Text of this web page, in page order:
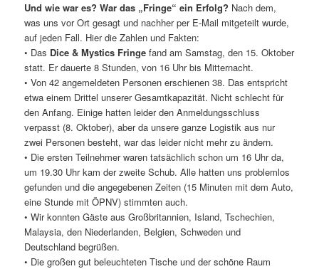
Und wie war es? War das „Fringe“ ein Erfolg? Nach dem,
was uns vor Ort gesagt und nachher per E-Mail mitgeteilt wurde,
auf jeden Fall. Hier die Zahlen und Fakten:
• Das Dice & Mystics Fringe fand am Samstag, den 15. Oktober
statt. Er dauerte 8 Stunden, von 16 Uhr bis Mitternacht.
• Von 42 angemeldeten Personen erschienen 38. Das entspricht
etwa einem Drittel unserer Gesamtkapazität. Nicht schlecht für
den Anfang. Einige hatten leider den Anmeldungsschluss
verpasst (8. Oktober), aber da unsere ganze Logistik aus nur
zwei Personen besteht, war das leider nicht mehr zu ändern.
• Die ersten Teilnehmer waren tatsächlich schon um 16 Uhr da,
um 19.30 Uhr kam der zweite Schub. Alle hatten uns problemlos
gefunden und die angegebenen Zeiten (15 Minuten mit dem Auto,
eine Stunde mit ÖPNV) stimmten auch.
• Wir konnten Gäste aus Großbritannien, Island, Tschechien,
Malaysia, den Niederlanden, Belgien, Schweden und
Deutschland begrüßen.
• Die großen gut beleuchteten Tische und der schöne Raum